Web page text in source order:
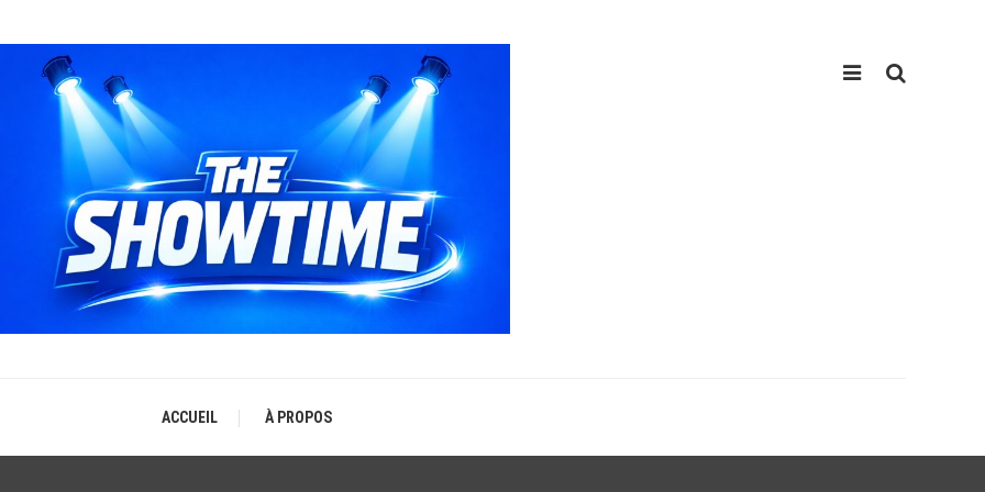
THE SHOWTIME
ACCUEIL À PROPOS